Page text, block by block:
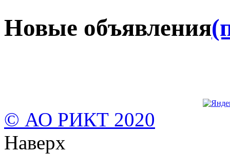
Новые объявления
© АО РИКТ 2020
Наверх